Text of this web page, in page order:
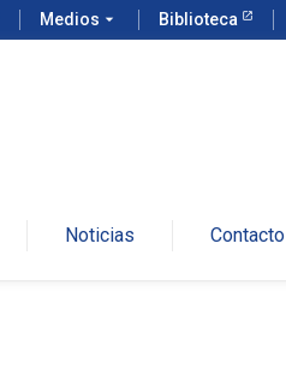
Medios arrow_drop_down Biblioteca
Noticias Contacto